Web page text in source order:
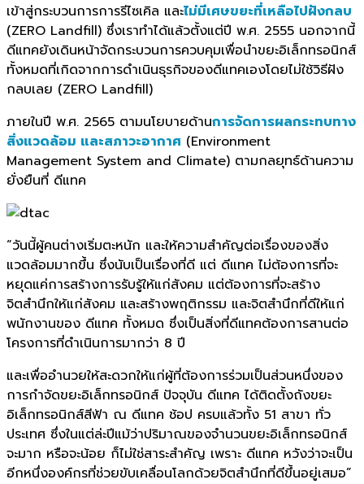
เข้าสู่กระบวนการการรีไซเคิล และไม่มีเศษขยะที่เหลือไปฝังกลบ
(ZERO Landfill) ซึ่งเราทำได้แล้วตั้งแต่ปี พ.ศ. 2555 นอกจากนี้
ดีแทคยังเดินหน้าจัดกระบวนการควบคุมเพื่อนำขยะอิเล็กทรอนิกส์
ทั้งหมดที่เกิดจากการดำเนินธุรกิจของดีแทคเองโดยไม่ใช้วิธีฝัง
กลบเลย (ZERO Landfill)
ภายในปี พ.ศ. 2565 ตามนโยบายด้านการจัดการผลกระทบทาง
สิ่งแวดล้อม และสภาวะอากาศ (Environment
Management System and Climate) ตามกลยุทธ์ด้านความ
ยั่งยืนที่ ดีแทค
“วันนี้ผู้คนต่างเริ่มตะหนัก และให้ความสำคัญต่อเรื่องของสิ่ง
แวดล้อมมากขึ้น ซึ่งนับเป็นเรื่องที่ดี แต่ ดีแทค ไม่ต้องการที่จะ
หยุดแค่การสร้างการรับรู้ให้แก่สังคม แต่ต้องการที่จะสร้าง
จิตสำนึกให้แก่สังคม และสร้างพฤติกรรม และจิตสำนึกที่ดีให้แก่
พนักงานของ ดีแทค ทั้งหมด ซึ่งเป็นสิ่งที่ดีแทคต้องการสานต่อ
โครงการที่ดำเนินการมากว่า 8 ปี
และเพื่ออำนวยให้สะดวกให้แก่ผู้ที่ต้องการร่วมเป็นส่วนหนึ่งของ
การกำจัดขยะอิเล็กทรอนิกส์ ปัจจุบัน ดีแทค ได้ติดตั้งถังขยะ
อิเล็กทรอนิกส์สีฟ้า ณ ดีแทค ช้อป ครบแล้วทั้ง 51 สาขา ทั่ว
ประเทศ ซึ่งในแต่ล่ะปีแม้ว่าปริมาณของจำนวนขยะอิเล็กทรอนิกส์
จะมาก หรือจะน้อย ก็ไม่ใช่สาระสำคัญ เพราะ ดีแทค หวังว่าจะเป็น
อีกหนึ่งองค์กรที่ช่วยขับเคลื่อนโลกด้วยจิตสำนึกที่ดีขึ้นอยู่เสมอ”